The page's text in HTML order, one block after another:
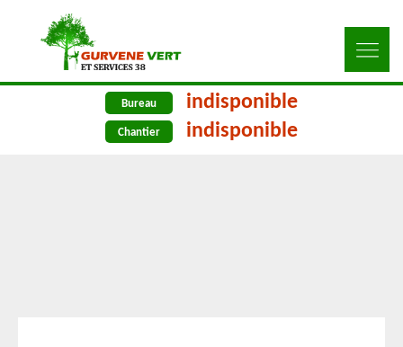
Bureau indisponible
Chantier indisponible